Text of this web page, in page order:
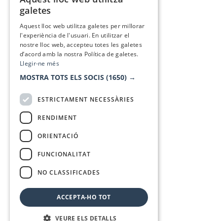
galetes
Aquest lloc web utilitza galetes per millorar
l'experiència de l'usuari. En utilitzar el
nostre lloc web, accepteu totes les galetes
d’acord amb la nostra Política de galetes.
Llegir-ne més
MOSTRA TOTS ELS SOCIS (1650) →
ESTRICTAMENT NECESSÀRIES
RENDIMENT
ORIENTACIÓ
FUNCIONALITAT
NO CLASSIFICADES
ACCEPTA-HO TOT
VEURE ELS DETALLS